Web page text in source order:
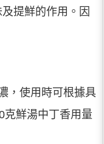
提鮮的作用。因
，使用時可根據具
克鮮湯中丁香用量